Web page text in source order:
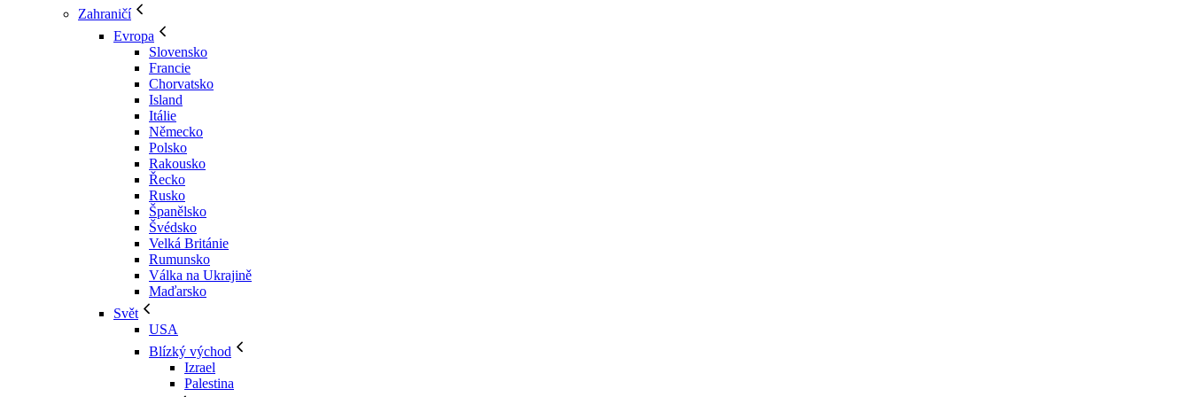
Zahraničí
Evropa
Slovensko
Francie
Chorvatsko
Island
Itálie
Německo
Polsko
Rakousko
Řecko
Rusko
Španělsko
Švédsko
Velká Británie
Rumunsko
Válka na Ukrajině
Maďarsko
Svět
USA
Blízký východ
Izrael
Palestina